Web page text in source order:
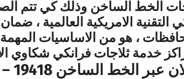
الخط الساخن وذلك كي تتم
التقنية الامريكية العالمية ،
، هو من الاساسيات المهمة
خدمة ثلاجات فرانكي شكاوي
الساخن 19418 – 01000979237